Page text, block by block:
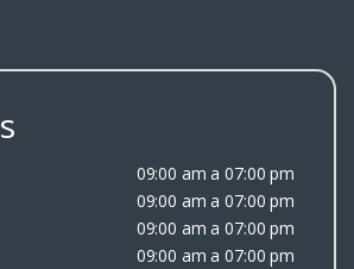
09:00 am a 07:00 pm
09:00 am a 07:00 pm
09:00 am a 07:00 pm
09:00 am a 07:00 pm